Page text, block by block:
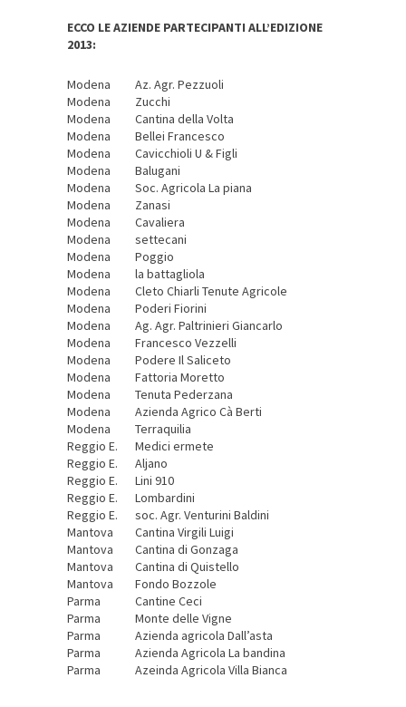
ECCO LE AZIENDE PARTECIPANTI ALL’EDIZIONE
2013:
Modena
Az. Agr. Pezzuoli
Modena
Zucchi
Modena
Cantina della Volta
Modena
Bellei Francesco
Modena
Cavicchioli U & Figli
Modena
Balugani
Modena
Soc. Agricola La piana
Modena
Zanasi
Modena
Cavaliera
Modena
settecani
Modena
Poggio
Modena
la battagliola
Modena
Cleto Chiarli Tenute Agricole
Modena
Poderi Fiorini
Modena
Ag. Agr. Paltrinieri Giancarlo
Modena
Francesco Vezzelli
Modena
Podere Il Saliceto
Modena
Fattoria Moretto
Modena
Tenuta Pederzana
Modena
Azienda Agrico Cà Berti
Modena
Terraquilia
Reggio E.
Medici ermete
Reggio E.
Aljano
Reggio E.
Lini 910
Reggio E.
Lombardini
Reggio E.
soc. Agr. Venturini Baldini
Mantova
Cantina Virgili Luigi
Mantova
Cantina di Gonzaga
Mantova
Cantina di Quistello
Mantova
Fondo Bozzole
Parma
Cantine Ceci
Parma
Monte delle Vigne
Parma
Azienda agricola Dall’asta
Parma
Azienda Agricola La bandina
Parma
Azeinda Agricola Villa Bianca